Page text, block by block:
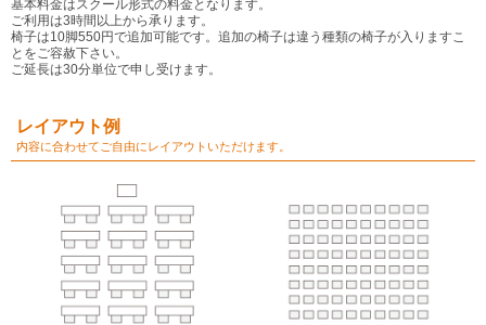
基本料金はスクール形式の料金となります。
ご利用は3時間以上から承ります。
椅子は10脚550円で追加可能です。追加の椅子は違う種類の椅子が入りますこ
とをご容赦下さい。
ご延長は30分単位で申し受けます。
レイアウト例
内容に合わせてご自由にレイアウトいただけます。